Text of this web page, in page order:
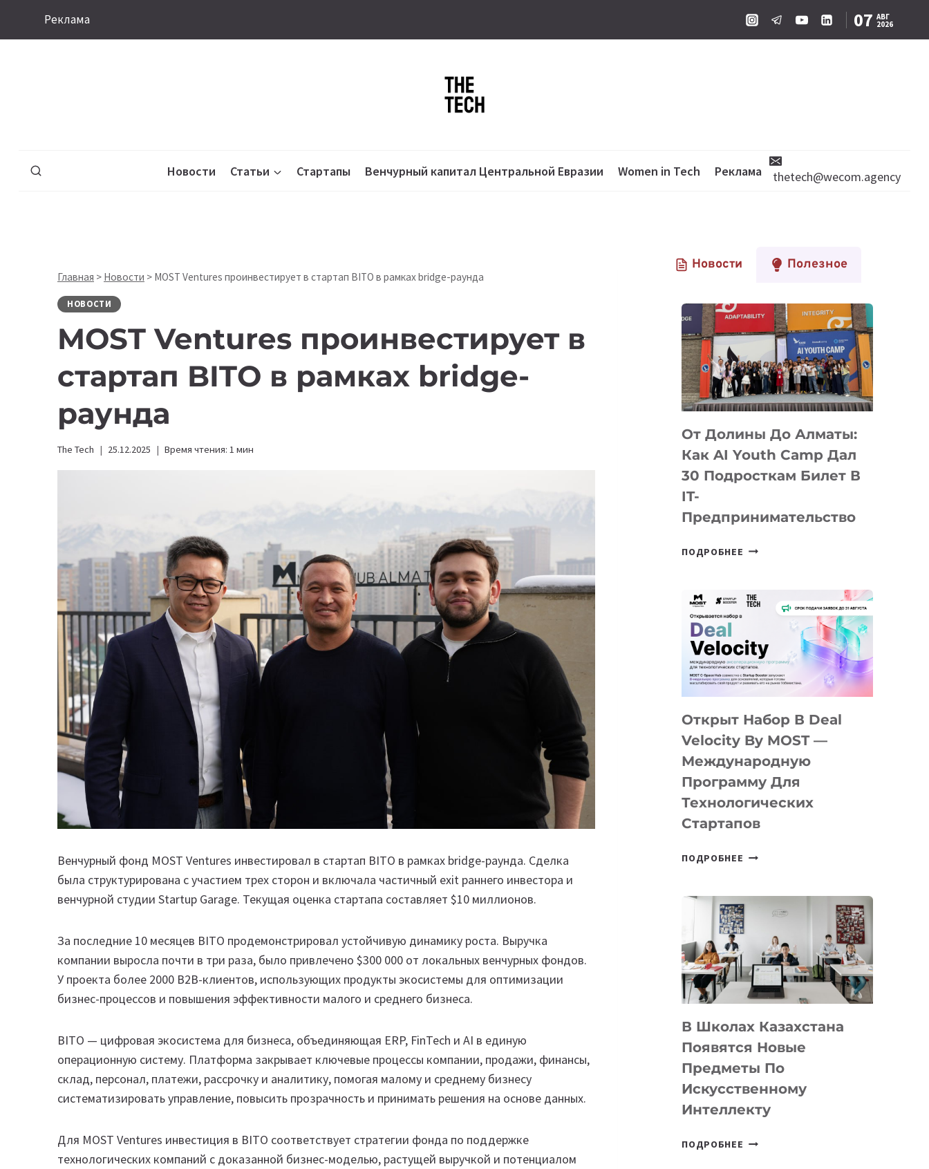
Реклама 07 АВГ
2026
Новости Статьи Стартапы Венчурный капитал Центральной Евразии Women in Tech Реклама thetech@wecom.agency
Главная > Новости > MOST Ventures проинвестирует в стартап BITO в рамках bridge-раунда
НОВОСТИ
MOST Ventures проинвестирует в
стартап BITO в рамках bridge-
раунда
The Tech 25.12.2025 Время чтения: 1 мин
Венчурный фонд MOST Ventures инвестировал в стартап BITO в рамках bridge-раунда. Сделка
была структурирована с участием трех сторон и включала частичный exit раннего инвестора и
венчурной студии Startup Garage. Текущая оценка стартапа составляет $10 миллионов.
За последние 10 месяцев BITO продемонстрировал устойчивую динамику роста. Выручка
компании выросла почти в три раза, было привлечено $300 000 от локальных венчурных фондов.
У проекта более 2000 B2B-клиентов, использующих продукты экосистемы для оптимизации
бизнес-процессов и повышения эффективности малого и среднего бизнеса.
BITO — цифровая экосистема для бизнеса, объединяющая ERP, FinTech и AI в единую
операционную систему. Платформа закрывает ключевые процессы компании, продажи, финансы,
склад, персонал, платежи, рассрочку и аналитику, помогая малому и среднему бизнесу
систематизировать управление, повысить прозрачность и принимать решения на основе данных.
Для MOST Ventures инвестиция в BITO соответствует стратегии фонда по поддержке
технологических компаний с доказанной бизнес-моделью, растущей выручкой и потенциалом
Новости Полезное
От Долины До Алматы:
Как AI Youth Camp Дал
30 Подросткам Билет В
IT-
Предпринимательство
ПОДРОБНЕЕ ОТ
АЛМАТЫ:
YOUTH
CAMP
ДАЛ
ПОДРОСТКАМ
БИЛЕТ
IT-
ПРЕДПРИНИМАТЕЛЬСТВО
Открыт Набор В Deal
Velocity By MOST —
Международную
Программу Для
Технологических
Стартапов
ПОДРОБНЕЕ ОТКРЫТ
DEAL
VELOCITY
MOST
—
МЕЖДУНАРОДНУЮ
ДЛЯ
ТЕХНОЛОГИЧЕСКИХ
СТАРТАПОВ
В Школах Казахстана
Появятся Новые
Предметы По
Искусственному
Интеллекту
ПОДРОБНЕЕ